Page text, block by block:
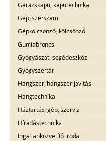
Garázskapu, kaputechnika
Gép, szerszám
Gépkölcsönző, kölcsönző
Gumiabroncs
Gyógyászati segédeszköz
Gyógyszertár
Hangszer, hangszer javítás
Hangtechnika
Háztartási gép, szerviz
Híradástechnika
Ingatlanközvetítő iroda